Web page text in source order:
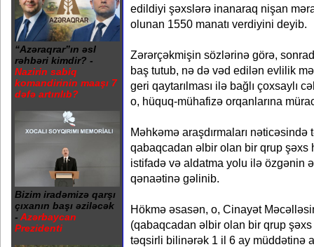
“Azəraqrar”ın əsl
rəhbəri kimdir? -
Nazirin sabiq
komandirinin maaşı 7
dəfə artırılıb?
Bizim iradəmizə qarşı
çıxanın başı əziləcək
- Azərbaycan
Prezidenti
edildiyi şəxslərə inanaraq nişan
olunan 1550 manatı verdiyini deyib.
Zərərçəkmişin sözlərinə görə,
baş tutub, nə də vəd edilən evlilik
geri qaytarılması ilə bağlı çoxsaylı
o, hüquq-mühafizə orqanlarına
Məhkəmə araşdırmaları
qabaqcadan əlbir olan bir qrup şəxs
istifadə və aldatma yolu ilə özgənin
qənaətinə gəlinib.
Hökmə əsasən, o, Cinayət
(qabaqcadan əlbir olan bir qrup
təqsirli bilinərək 1 il 6 ay müddətinə